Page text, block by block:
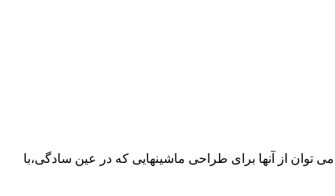
توان از آنها برای طراحی ماشینهایی که در عین سادگی،با